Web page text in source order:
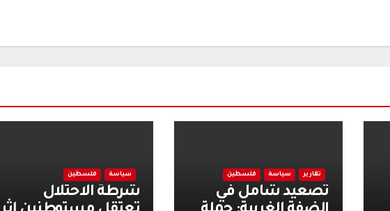
تقارير سياسة فلسطين
تصعيد شامل في
سياسة فلسطين
شرطة الاحتلال